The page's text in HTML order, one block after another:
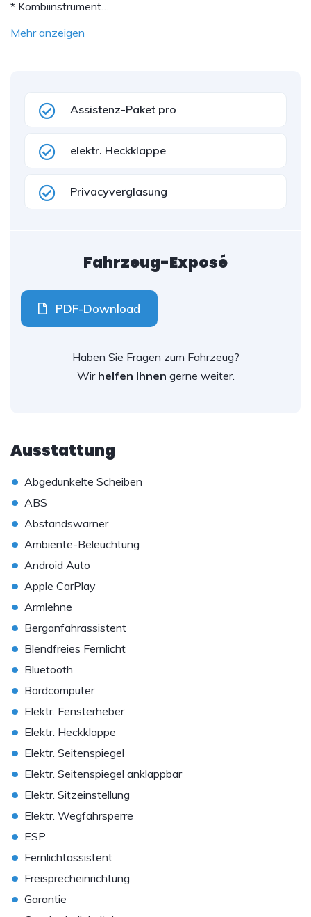
* Kombiinstrument…
Mehr anzeigen
Assistenz-Paket pro
elektr. Heckklappe
Privacyverglasung
Fahrzeug-Exposé
PDF-Download
Haben Sie Fragen zum Fahrzeug?
Wir helfen Ihnen gerne weiter.
Ausstattung
• Abgedunkelte Scheiben
• ABS
• Abstandswarner
• Ambiente-Beleuchtung
• Android Auto
• Apple CarPlay
• Armlehne
• Berganfahrassistent
• Blendfreies Fernlicht
• Bluetooth
• Bordcomputer
• Elektr. Fensterheber
• Elektr. Heckklappe
• Elektr. Seitenspiegel
• Elektr. Seitenspiegel anklappbar
• Elektr. Sitzeinstellung
• Elektr. Wegfahrsperre
• ESP
• Fernlichtassistent
• Freisprecheinrichtung
• Garantie